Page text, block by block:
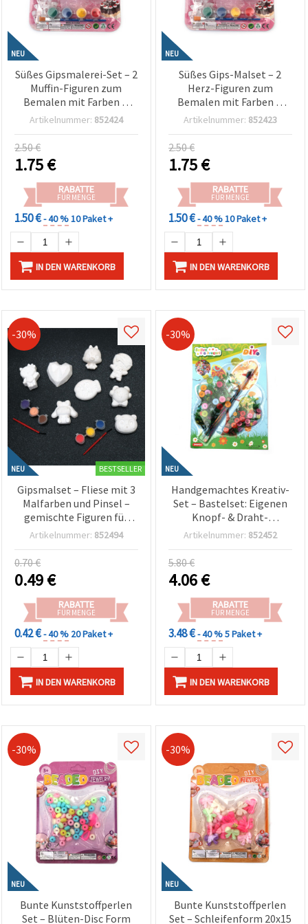
NEU
Süßes Gipsmalerei-Set – 2
Muffin-Figuren zum
Bemalen mit Farben &
Pinsel – Bastelset für
Artikelnummer: 852424
2.50 €
1.75€
RABATTE
FÜR MENGE
1.50 €- 40 %10 Paket +
IN DEN WARENKORB
NEU
Süßes Gips-Malset – 2
Herz-Figuren zum
Bemalen mit Farben &
Pinsel – kreatives DIY
Familie, romantischer
Bastelspaß
Artikelnummer: 852423
2.50 €
1.75€
RABATTE
FÜR MENGE
1.50 €- 40 %10 Paket +
IN DEN WARENKORB
-30%
NEU BESTSELLER
Gipsmalset – Fliese mit 3
Malfarben und Pinsel –
gemischte Figuren für
Kinder, Basteln &
Artikelnummer: 852494
0.70 €
0.49€
RABATTE
FÜR MENGE
0.42 €- 40 % 20 Paket +
IN DEN WARENKORB
-30%
NEU
Handgemachtes Kreativ-
Set – Bastelset: Eigenen
Knopf- & Draht-
Blumenstrauß selber
für Kinder & Erwachsene
Artikelnummer: 852452
5.80 €
4.06€
RABATTE
FÜR MENGE
3.48 €- 40 %5 Paket +
IN DEN WARENKORB
-30%
NEU
Bunte Kunststoffperlen
Set – Blüten-Disc Form
-30%
NEU
Bunte Kunststoffperlen
Set – Schleifenform 20x15